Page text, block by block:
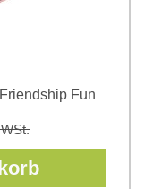
Fun